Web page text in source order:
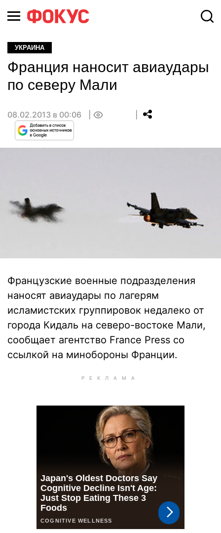
УКРАИНА
Франция наносит авиаудары
по северу Мали
08.02.2013 в 00:06
Французские военные подразделения
наносят авиаудары по лагерям
исламистских группировок недалеко от
города Кидаль на северо-востоке Мали,
сообщает агентство France Press со
ссылкой на минобороны Франции.